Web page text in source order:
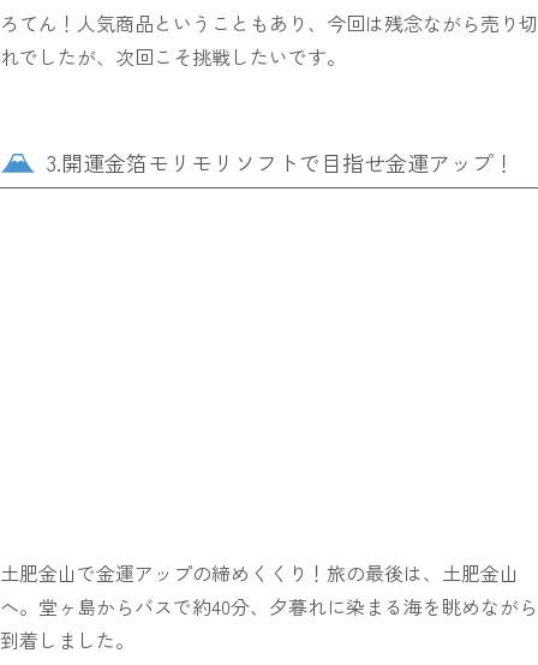
ろてん！人気商品ということもあり、今回は残念ながら売り切
れでしたが、次回こそ挑戦したいです。
3.開運金箔モリモリソフトで目指せ金運アップ！
土肥金山で金運アップの締めくくり！旅の最後は、土肥金山
へ。堂ヶ島からバスで約40分、夕暮れに染まる海を眺めながら
到着しました。